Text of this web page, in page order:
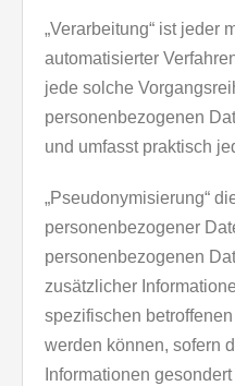
„Verarbeitung“ ist jeder
automatisierter
jede solche
personenbezogenen
und umfasst praktisch
„Pseudonymisierung“
personenbezogener
personenbezogenen
zusätzlicher
spezifischen
werden können, sofern
Informationen